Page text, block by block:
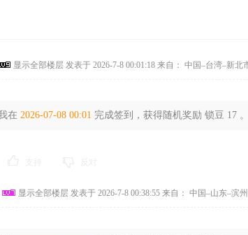
显示全部楼层 发表于 2026-7-8 00:01:18 来自： 中国–台湾–新北
在 2026-07-08 00:01 完成签到，获得随机奖励 锁豆 17 。
显示全部楼层 发表于 2026-7-8 00:38:55 来自： 中国–山东–滨